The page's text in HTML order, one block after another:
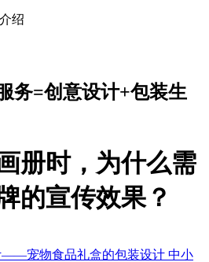
绍
务=创意设计+包装生
册时，为什么需
的宣传效果？
——宠物食品礼盒的包装设计 中小